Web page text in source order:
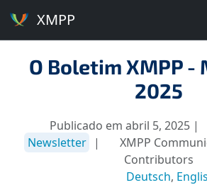
XMPP
O Boletim XMPP -
2025
Publicado em abril 5, 2025 |
Newsletter
|
XMPP
Contributors
Deutsch,